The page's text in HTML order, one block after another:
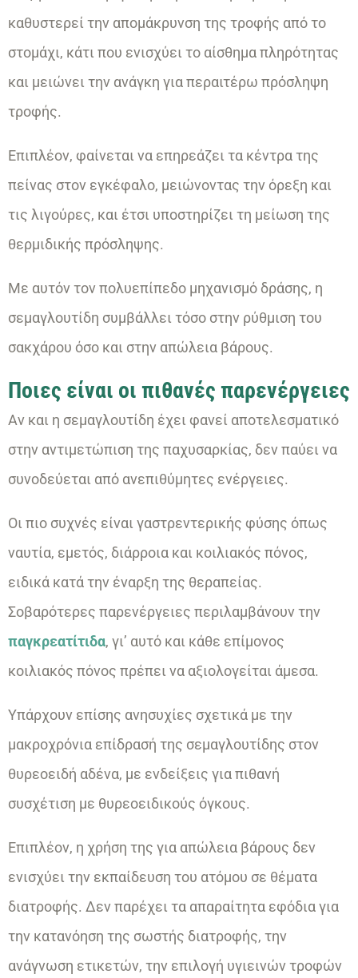
καθυστερεί την απομάκρυνση της τροφής από το
στομάχι, κάτι που ενισχύει το αίσθημα πληρότητας
και μειώνει την ανάγκη για περαιτέρω πρόσληψη
τροφής.
Επιπλέον, φαίνεται να επηρεάζει τα κέντρα της
πείνας στον εγκέφαλο, μειώνοντας την όρεξη και
τις λιγούρες, και έτσι υποστηρίζει τη μείωση της
θερμιδικής πρόσληψης.
Με αυτόν τον πολυεπίπεδο μηχανισμό δράσης, η
σεμαγλουτίδη συμβάλλει τόσο στην ρύθμιση του
σακχάρου όσο και στην απώλεια βάρους.
Ποιες είναι οι πιθανές παρενέργειες
Αν και η σεμαγλουτίδη έχει φανεί αποτελεσματικό
στην αντιμετώπιση της παχυσαρκίας, δεν παύει να
συνοδεύεται από ανεπιθύμητες ενέργειες.
Οι πιο συχνές είναι γαστρεντερικής φύσης όπως
ναυτία, εμετός, διάρροια και κοιλιακός πόνος,
ειδικά κατά την έναρξη της θεραπείας.
Σοβαρότερες παρενέργειες περιλαμβάνουν την
παγκρεατίτιδα, γι’ αυτό και κάθε επίμονος
κοιλιακός πόνος πρέπει να αξιολογείται άμεσα.
Υπάρχουν επίσης ανησυχίες σχετικά με την
μακροχρόνια επίδρασή της σεμαγλουτίδης στον
θυρεοειδή αδένα, με ενδείξεις για πιθανή
συσχέτιση με θυρεοειδικούς όγκους.
Επιπλέον, η χρήση της για απώλεια βάρους δεν
ενισχύει την εκπαίδευση του ατόμου σε θέματα
διατροφής. Δεν παρέχει τα απαραίτητα εφόδια για
την κατανόηση της σωστής διατροφής, την
ανάγνωση ετικετών, την επιλογή υγιεινών τροφών